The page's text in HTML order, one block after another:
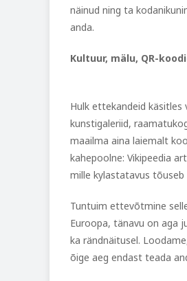
näinud ning ta
anda.
Kultuur, mälu, QR-
Hulk ettekandeid käsitles
kunstigaleriid,
maailma aina laiemalt
kahepoolne: Vikipeedia
mille kylastatavus tõuseb
Tuntuim ettevõtmine
Euroopa, tänavu on aga
ka rändnäitusel.
õige aeg endast teada